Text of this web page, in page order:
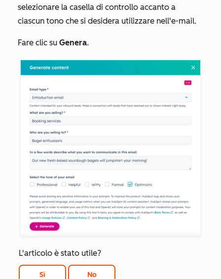
selezionare la casella di controllo accanto a
ciascun tono che si desidera utilizzare nell'e-mail.
Fare clic su Genera.
L'articolo è stato utile?
Sì No